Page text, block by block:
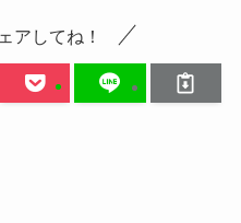
アしてね！